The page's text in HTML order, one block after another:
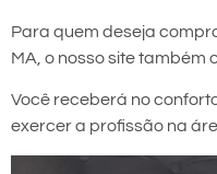
Para quem deseja
MA, o nosso site também
Você receberá no
exercer a profissão na